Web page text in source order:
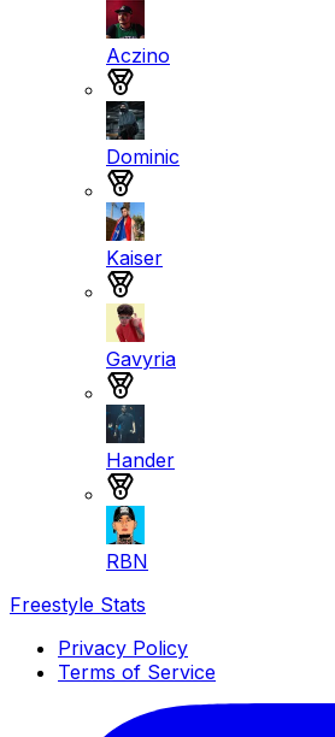
Aczino
Dominic
Kaiser
Gavyria
Hander
RBN
Freestyle Stats
Privacy Policy
Terms of Service